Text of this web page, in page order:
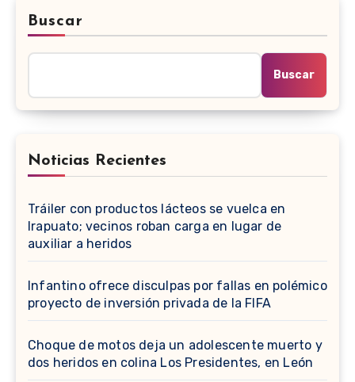
Buscar
Buscar
Noticias Recientes
Tráiler con productos lácteos se vuelca en
Irapuato; vecinos roban carga en lugar de
auxiliar a heridos
Infantino ofrece disculpas por fallas en polémico
proyecto de inversión privada de la FIFA
Choque de motos deja un adolescente muerto y
dos heridos en colina Los Presidentes, en León